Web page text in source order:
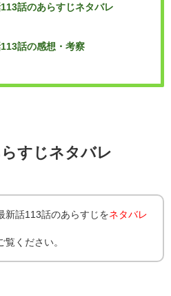
話のあらすじネタバレ
話の感想・考察
すじネタバレ
新話113話のあらすじをネタバレ
覧ください。